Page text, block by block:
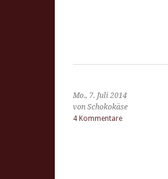
Mo., 7. Juli 2014
von Schokokäse
4 Kommentare